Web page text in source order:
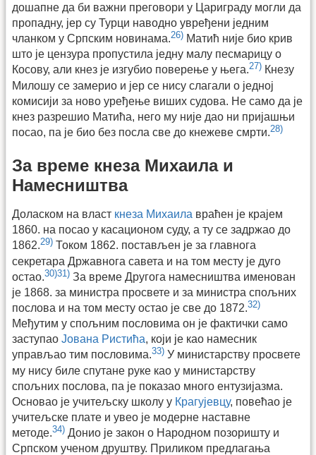
дошапне да би важни преговори у Цариграду могли да
пропадну, јер су Турци наводно увређени једним
чланком у Српским новинама.26) Матић није био крив
што је цензура пропустила једну малу песмарицу о
Косову, али кнез је изгубио поверење у њега.27) Кнезу
Милошу се замерио и јер се нису слагали о једној
комисији за ново уређење виших судова. Не само да је
кнез разрешио Матића, него му није дао ни пријашњи
посао, па је био без посла све до кнежеве смрти.28)
За време кнеза Михаила и
Намесништва
Доласком на власт кнеза Михаила враћен је крајем
1860. на посао у касационом суду, а ту се задржао до
1862.29) Током 1862. постављен је за главнога
секретара Државнога савета и на том месту је дуго
остао.30)31) За време Другога намесништва именован
је 1868. за министра просвете и за министра спољних
послова и на том месту остао је све до 1872.32)
Међутим у спољним пословима он је фактички само
заступао Јована Ристића, који је као намесник
управљао тим пословима.33) У министарству просвете
му нису биле спутане руке као у министарству
спољних послова, па је показао много ентузијазма.
Основао је учитељску школу у Крагујевцу, повећао је
учитељске плате и увео је модерне наставне
методе.34) Донио је закон о Народном позоришту и
Српском ученом друштву. Приликом предлагања